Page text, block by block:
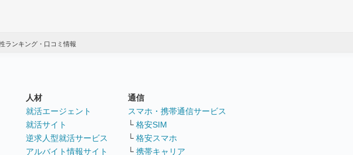
ランキング・口コミ情報
人材
就活エージェント
就活サイト
逆求人型就活サービス
アルバイト情報サイト
通信
スマホ・携帯通信サービス
└ 格安SIM
└ 格安スマホ
└ 携帯キャリア